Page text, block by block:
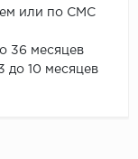
или по СМС
36 месяцев
до 10 месяцев